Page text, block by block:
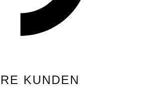
KUNDEN